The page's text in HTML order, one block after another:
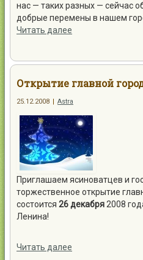
нас — таких разных — сейчас
добрые перемены в нашем
Читать далее
Открытие главной
25.12.2008 | Astra
Приглашаем ясиноватцев и
торжественное открытие
состоится 26 декабря 2008
Ленина!
Читать далее